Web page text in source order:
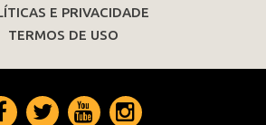
E PRIVACIDADE
TERMOS DE USO